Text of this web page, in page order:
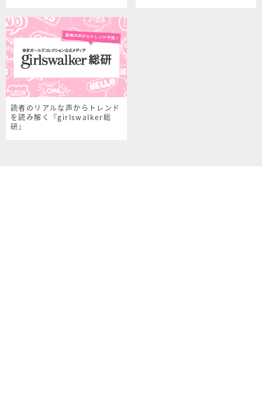
読者のリアルな声からトレンド
を読み解く『girlswalker総
研』